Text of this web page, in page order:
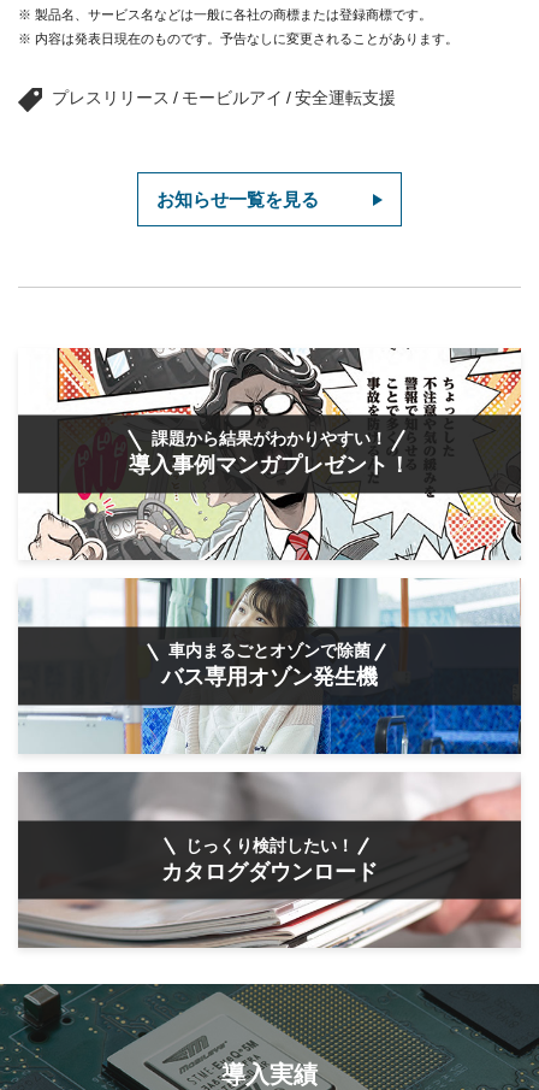
※ 製品名、サービス名などは一般に各社の商標または登録商標です。
※ 内容は発表日現在のものです。予告なしに変更されることがあります。
プレスリリース / モービルアイ /安全運転支援
お知らせ一覧を見る
課題から結果がわかりやすい！
導入事例マンガプレゼント！
車内まるごとオゾンで除菌
バス専用オゾン発生機
じっくり検討したい！
カタログダウンロード
導入実績